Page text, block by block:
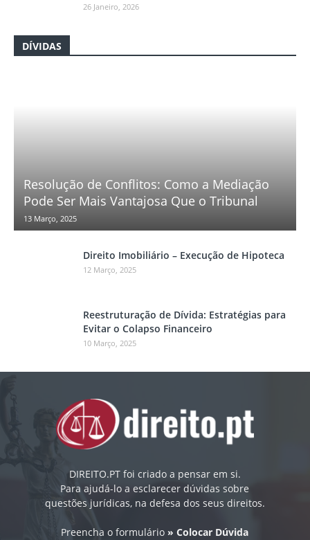
26 Janeiro, 2026
DÍVIDAS
Resolução de Conflitos: Como a Mediação
Pode Ser Mais Vantajosa Que o Tribunal
13 Março, 2025
Direito Imobiliário – Execução de Hipoteca
12 Março, 2025
Reestruturação de Dívida: Estratégias para
Evitar o Colapso Financeiro
10 Março, 2025
DIREITO.PT foi criado a pensar em si.
Para ajudá-lo a esclarecer dúvidas sobre
questões jurídicas, na defesa dos seus direitos.
Preencha o formulário » Colocar Dúvida